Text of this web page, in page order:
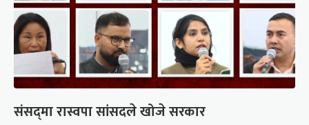
संसद्‍मा रास्वपा सांसदले खोजे सरकार